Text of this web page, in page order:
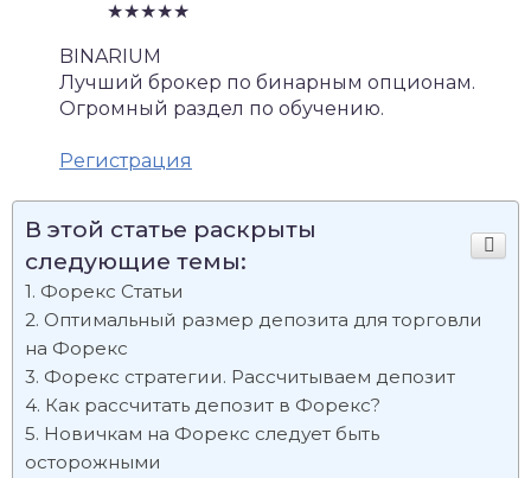
★★★★★
BINARIUM
Лучший брокер по бинарным опционам.
Огромный раздел по обучению.
Регистрация
В этой статье раскрыты
следующие темы:
Форекс Статьи
Оптимальный размер депозита для торговли
на Форекс
Форекс стратегии. Рассчитываем депозит
Как рассчитать депозит в Форекс?
Новичкам на Форекс следует быть
осторожными